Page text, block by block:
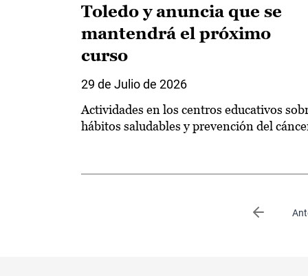
Toledo y anuncia que se
mantendrá el próximo
curso
29 de Julio de 2026
Actividades en los centros educativos
hábitos saludables y prevención del
Página